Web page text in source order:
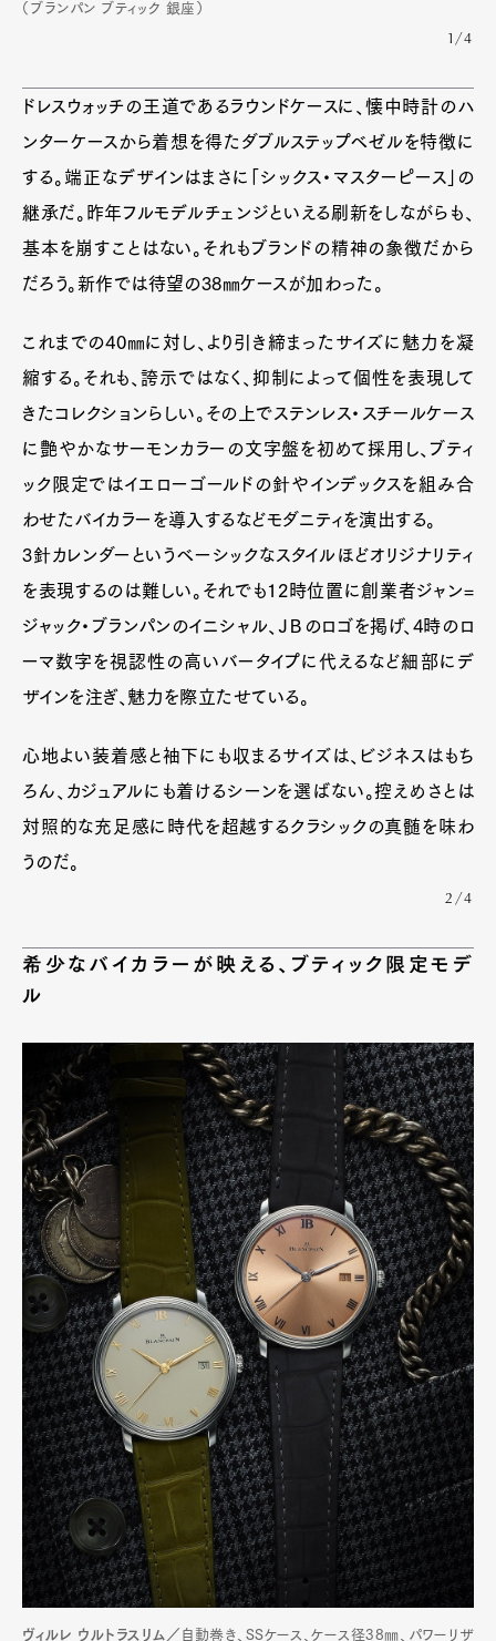
（ブランパン ブティック 銀座）
1/4
ドレスウォッチの王道であるラウンドケースに、懐中時計のハ
ンターケースから着想を得たダブルステップベゼルを特徴に
する。端正なデザインはまさに「シックス・マスターピース」の
継承だ。昨年フルモデルチェンジといえる刷新をしながらも、
基本を崩すことはない。それもブランドの精神の象徴だから
だろう。新作では待望の38㎜ケースが加わった。
これまでの40㎜に対し、より引き締まったサイズに魅力を凝
縮する。それも、誇示ではなく、抑制によって個性を表現して
きたコレクションらしい。その上でステンレス・スチールケース
に艶やかなサーモンカラーの文字盤を初めて採用し、ブティ
ック限定ではイエローゴールドの針やインデックスを組み合
わせたバイカラーを導入するなどモダニティを演出する。
3針カレンダーというベーシックなスタイルほどオリジナリティ
を表現するのは難しい。それでも12時位置に創業者ジャン=
ジャック・ブランパンのイニシャル、ＪＢのロゴを掲げ、4時のロ
ーマ数字を視認性の高いバータイプに代えるなど細部にデ
ザインを注ぎ、魅力を際立たせている。
心地よい装着感と袖下にも収まるサイズは、ビジネスはもち
ろん、カジュアルにも着けるシーンを選ばない。控えめさとは
対照的な充足感に時代を超越するクラシックの真髄を味わ
うのだ。
2/4
希少なバイカラーが映える、ブティック限定モデ
ル
ヴィルレ ウルトラスリム／ 自動巻き、SSケース、ケース径38㎜、パワーリザ